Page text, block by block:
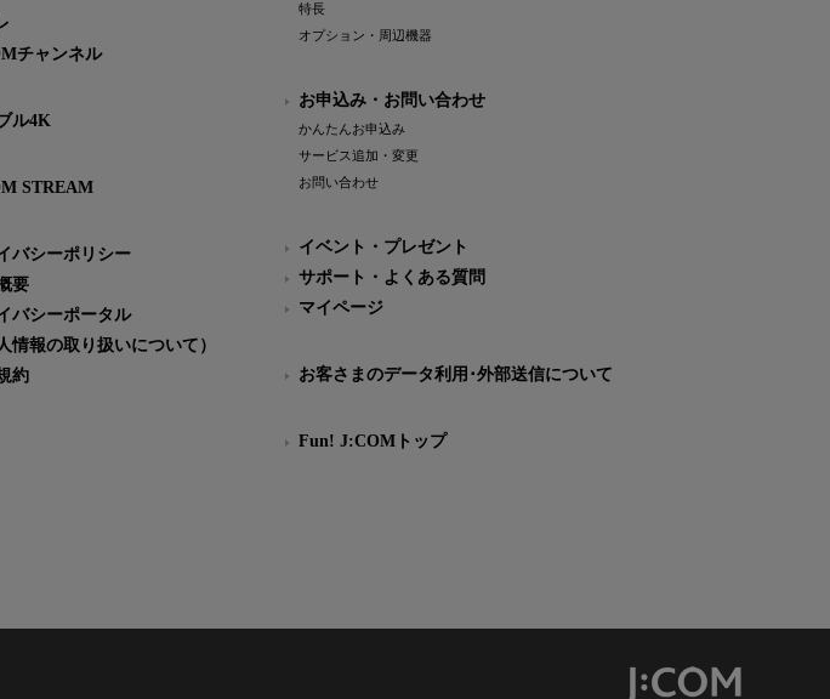
チャンネル
ル4K
STREAM
バシーポリシー
要
バシーポータル
情報の取り扱いについて）
約
特長
オプション・周辺機器
お申込み・お問い合わせ
かんたんお申込み
サービス追加・変更
お問い合わせ
イベント・プレゼント
サポート・よくある質問
マイページ
お客さまのデータ利用･外部送信について
Fun! J:COMトップ